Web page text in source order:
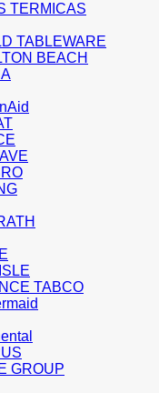
TERMICAS
TABLEWARE
BEACH
TABCO
GROUP